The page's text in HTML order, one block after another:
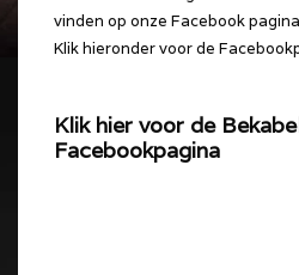
vinden op onze Facebook
Klik hieronder voor de
Klik hier voor de
Facebookpagina